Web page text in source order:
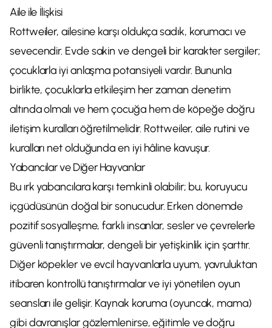
Aile ile İlişkisi
Rottweiler, ailesine karşı oldukça sadık, korumacı ve
sevecendir. Evde sakin ve dengeli bir karakter sergiler;
çocuklarla iyi anlaşma potansiyeli vardır. Bununla
birlikte, çocuklarla etkileşim her zaman denetim
altında olmalı ve hem çocuğa hem de köpeğe doğru
iletişim kuralları öğretilmelidir. Rottweiler, aile rutini ve
kuralları net olduğunda en iyi hâline kavuşur.
Yabancılar ve Diğer Hayvanlar
Bu ırk yabancılara karşı temkinli olabilir; bu, koruyucu
içgüdüsünün doğal bir sonucudur. Erken dönemde
pozitif sosyalleşme, farklı insanlar, sesler ve çevrelerle
güvenli tanıştırmalar, dengeli bir yetişkinlik için şarttır.
Diğer köpekler ve evcil hayvanlarla uyum, yavruluktan
itibaren kontrollü tanıştırmalar ve iyi yönetilen oyun
seansları ile gelişir. Kaynak koruma (oyuncak, mama)
gibi davranışlar gözlemlenirse, eğitimle ve doğru